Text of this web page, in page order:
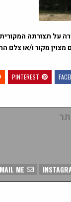
על תצורתה
מקור ו/או צלם
PINTEREST